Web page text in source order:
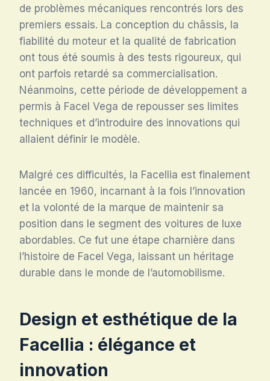
de problèmes mécaniques rencontrés lors des
premiers essais. La conception du châssis, la
fiabilité du moteur et la qualité de fabrication
ont tous été soumis à des tests rigoureux, qui
ont parfois retardé sa commercialisation.
Néanmoins, cette période de développement a
permis à Facel Vega de repousser ses limites
techniques et d’introduire des innovations qui
allaient définir le modèle.
Malgré ces difficultés, la Facellia est finalement
lancée en 1960, incarnant à la fois l’innovation
et la volonté de la marque de maintenir sa
position dans le segment des voitures de luxe
abordables. Ce fut une étape charnière dans
l’histoire de Facel Vega, laissant un héritage
durable dans le monde de l’automobilisme.
Design et esthétique de la
Facellia : élégance et
innovation